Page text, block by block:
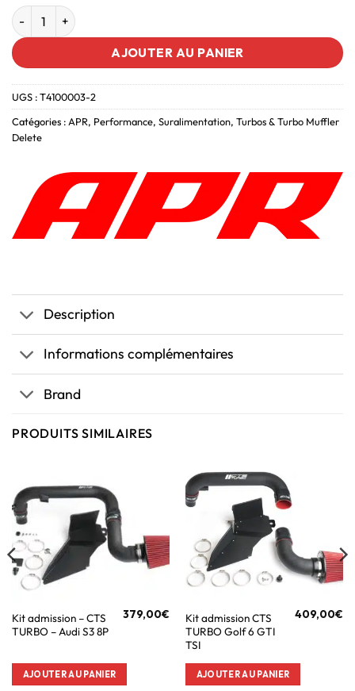
AJOUTER AU PANIER
UGS :T4100003-2
Catégories :APR, Performance, Suralimentation, Turbos & Turbo Muffler
Delete
Description
Informations complémentaires
Brand
PRODUITS SIMILAIRES
Kit admission – CTS
TURBO – Audi S3 8P
379,00€
AJOUTER AU PANIER
Kit admission CTS
TURBO Golf 6 GTI
TSI
409,00€
AJOUTER AU PANIER